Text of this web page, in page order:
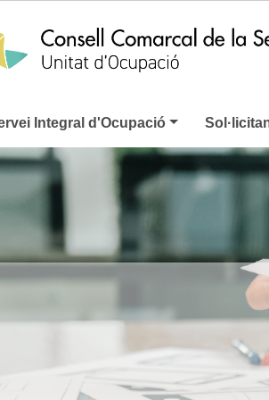
Integral d'Ocupació